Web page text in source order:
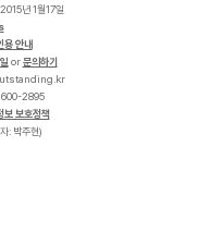
년 1월17일
용 안내
or문의하기
r
k
.
g
n
i
d
n
a
t
s
t
u
2895
보 보호정책
: 박주현)